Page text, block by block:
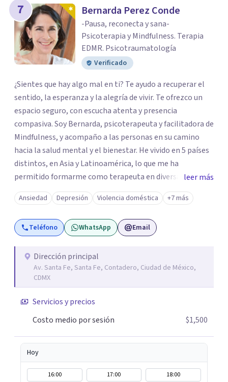
7 Bernarda Perez Conde
-Pausa, reconecta y sana-
Psicoterapia y Mindfulness. Terapia
EDMR. Psicotraumatología
Verificado
¿Sientes que hay algo mal en ti? Te ayudo a recuperar el
sentido, la esperanza y la alegría de vivir. Te ofrezco un
espacio seguro, con escucha atenta y presencia
compasiva. Soy Bernarda, psicoterapeuta y facilitadora de
Mindfulness, y acompaño a las personas en su camino
hacia la salud mental y el bienestar. He vivido en 5 países
distintos, en Asia y Latinoamérica, lo que me ha
permitido formarme como terapeuta en diversas
técnicas e idiomas y trabajar con personas de un amplio
espectro de culturas, historias y profesiones. Al ser
promotora de Mindfulness como habilitador para una
vida más satisfactoria, mi proceso de psicoterapia se
para explorar tus procesos mentales y emocionales con
mayor claridad, perspectiva y amabilidad.
leer más
Ansiedad Depresión Violencia doméstica +7 más
Teléfono WhatsApp Email
Dirección principal
Av. Santa Fe, Santa Fe, Contadero, Ciudad de México,
CDMX
Servicios y precios
Costo medio por sesión
$1,500
Hoy
16:00 17:00 18:00